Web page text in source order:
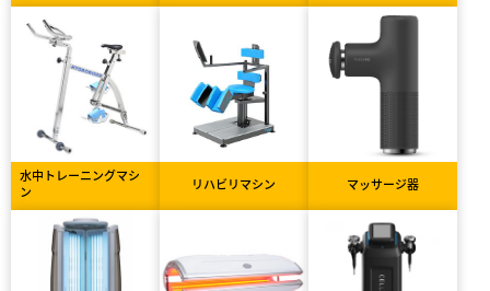
水中トレーニングマシ
ン
リハビリマシン マッサージ器